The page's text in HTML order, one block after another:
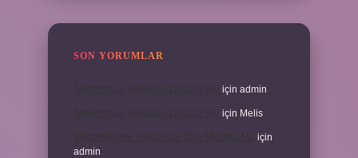
SON YORUMLAR
için admin
için Melis
için
admin